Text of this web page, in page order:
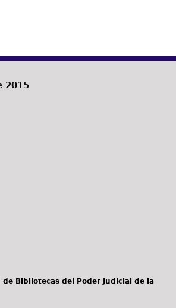
2015
Bibliotecas del Poder Judicial de la